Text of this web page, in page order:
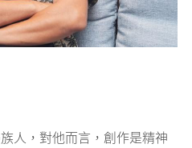
人，對他而言，創作是精神